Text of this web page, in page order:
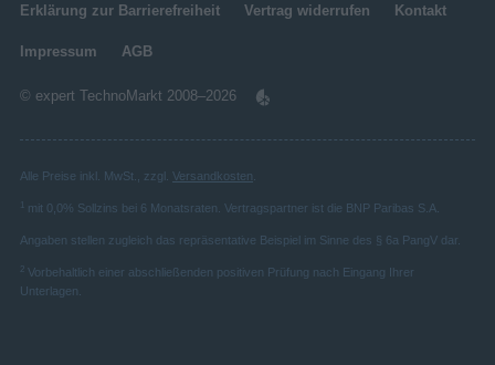
Erklärung zur Barrierefreiheit Vertrag widerrufen Kontakt
Impressum AGB
© expert TechnoMarkt 2008–2026
Alle Preise inkl. MwSt., zzgl. Versandkosten
mit 0,0% Sollzins bei 6 Monatsraten. Vertragspartner ist die BNP Paribas S.A.
Angaben stellen zugleich das repräsentative Beispiel im Sinne des § 6a PangV dar.
2 Vorbehaltlich einer abschließenden positiven Prüfung nach Eingang Ihrer
Unterlagen.